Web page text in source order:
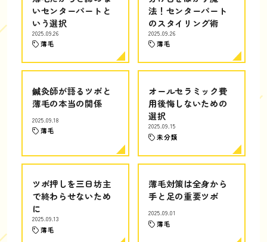
いセンターパートと
いう選択
2025.09.26
薄毛
法！センターパート
のスタイリング術
2025.09.26
薄毛
鍼灸師が語るツボと
薄毛の本当の関係
2025.09.18
薄毛
オールセラミック費
用後悔しないための
選択
2025.09.15
未分類
ツボ押しを三日坊主
で終わらせないため
に
2025.09.13
薄毛
薄毛対策は全身から
手と足の重要ツボ
2025.09.01
薄毛